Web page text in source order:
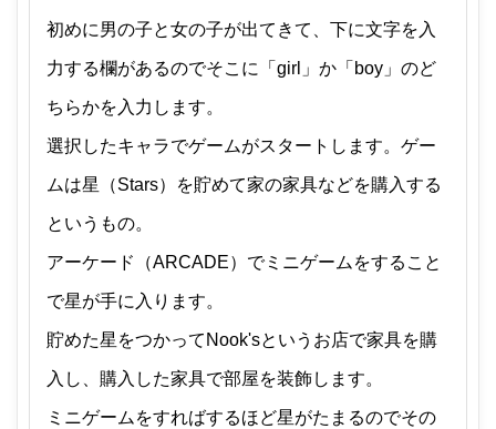
初めに男の子と女の子が出てきて、下に文字を入
力する欄があるのでそこに「girl」か「boy」のど
ちらかを入力します。
選択したキャラでゲームがスタートします。ゲー
ムは星（Stars）を貯めて家の家具などを購入する
というもの。
アーケード（ARCADE）でミニゲームをすること
で星が手に入ります。
貯めた星をつかってNook'sというお店で家具を購
入し、購入した家具で部屋を装飾します。
ミニゲームをすればするほど星がたまるのでその